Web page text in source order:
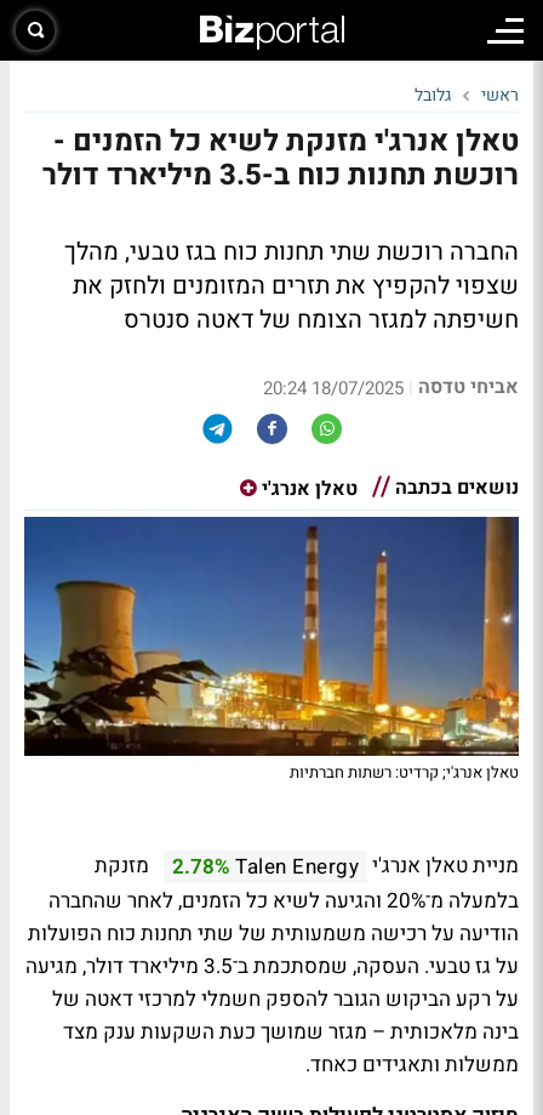
ראשי גלובל
טאלן אנרג'י מזנקת לשיא כל הזמנים -
רוכשת תחנות כוח ב-3.5 מיליארד דולר
החברה רוכשת שתי תחנות כוח בגז טבעי, מהלך
שצפוי להקפיץ את תזרים המזומנים ולחזק את
חשיפתה למגזר הצומח של דאטה סנטרס
אביחי טדסה |
18/07/2025 20:24
נושאים בכתבה טאלן אנרג'י
טאלן אנרג'י; קרדיט: רשתות חברתיות
מניית טאלן אנרג'י Talen Energy
2.78%
מזנקת
בלמעלה מ־20% והגיעה לשיא כל הזמנים, לאחר שהחברה
הודיעה על רכישה משמעותית של שתי תחנות כוח הפועלות
על גז טבעי. העסקה, שמסתכמת ב־3.5 מיליארד דולר, מגיעה
על רקע הביקוש הגובר להספק חשמלי למרכזי דאטה של
בינה מלאכותית – מגזר שמושך כעת השקעות ענק מצד
ממשלות ותאגידים כאחד.